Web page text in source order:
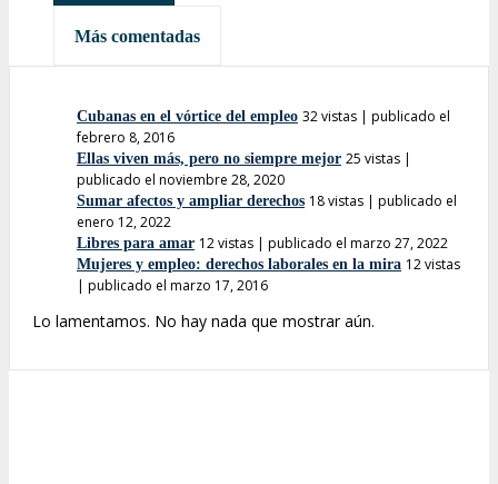
Más leídas
Más comentadas
Cubanas en el vórtice del empleo 32 vistas | publicado el
febrero 8, 2016
Ellas viven más, pero no siempre mejor 25 vistas |
publicado el noviembre 28, 2020
Sumar afectos y ampliar derechos 18 vistas | publicado el
enero 12, 2022
Libres para amar 12 vistas | publicado el marzo 27, 2022
Mujeres y empleo: derechos laborales en la mira 12 vistas
| publicado el marzo 17, 2016
Lo lamentamos. No hay nada que mostrar aún.